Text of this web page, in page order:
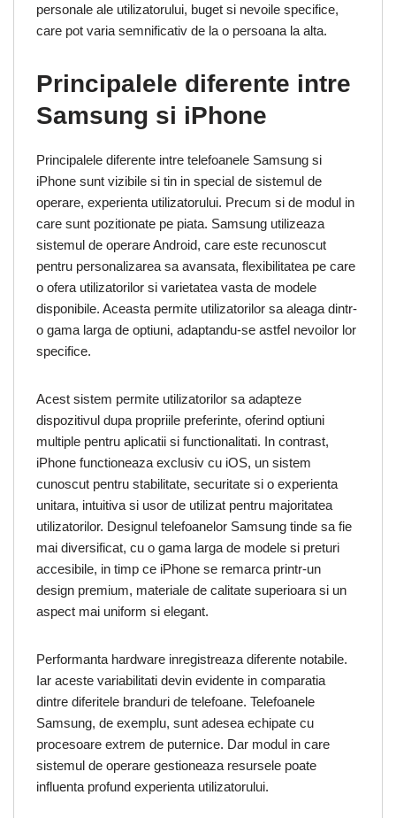
personale ale utilizatorului, buget si nevoile specifice,
care pot varia semnificativ de la o persoana la alta.
Principalele diferente intre
Samsung si iPhone
Principalele diferente intre telefoanele Samsung si
iPhone sunt vizibile si tin in special de sistemul de
operare, experienta utilizatorului. Precum si de modul in
care sunt pozitionate pe piata. Samsung utilizeaza
sistemul de operare Android, care este recunoscut
pentru personalizarea sa avansata, flexibilitatea pe care
o ofera utilizatorilor si varietatea vasta de modele
disponibile. Aceasta permite utilizatorilor sa aleaga dintr-
o gama larga de optiuni, adaptandu-se astfel nevoilor lor
specifice.
Acest sistem permite utilizatorilor sa adapteze
dispozitivul dupa propriile preferinte, oferind optiuni
multiple pentru aplicatii si functionalitati. In contrast,
iPhone functioneaza exclusiv cu iOS, un sistem
cunoscut pentru stabilitate, securitate si o experienta
unitara, intuitiva si usor de utilizat pentru majoritatea
utilizatorilor. Designul telefoanelor Samsung tinde sa fie
mai diversificat, cu o gama larga de modele si preturi
accesibile, in timp ce iPhone se remarca printr-un
design premium, materiale de calitate superioara si un
aspect mai uniform si elegant.
Performanta hardware inregistreaza diferente notabile.
Iar aceste variabilitati devin evidente in comparatia
dintre diferitele branduri de telefoane. Telefoanele
Samsung, de exemplu, sunt adesea echipate cu
procesoare extrem de puternice. Dar modul in care
sistemul de operare gestioneaza resursele poate
influenta profund experienta utilizatorului.